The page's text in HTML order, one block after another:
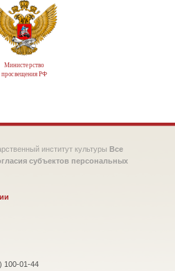
Министерство
просвещения РФ
институт культуры Все
субъектов персональных
100-01-44